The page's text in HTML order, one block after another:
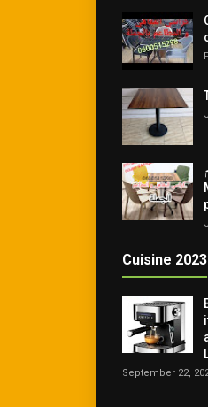
Cuisine 2023
September 22,